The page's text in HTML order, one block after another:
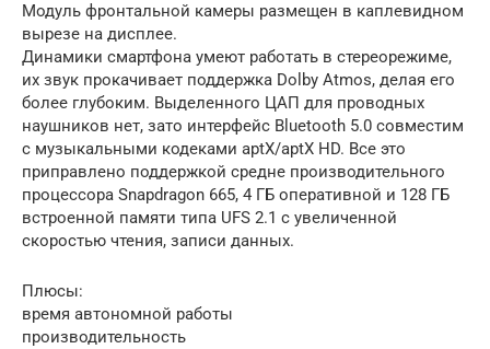
Модуль фронтальной камеры размещен в каплевидном
вырезе на дисплее.
Динамики смартфона умеют работать в стереорежиме,
их звук прокачивает поддержка Dolby Atmos, делая его
более глубоким. Выделенного ЦАП для проводных
наушников нет, зато интерфейс Bluetooth 5.0 совместим
с музыкальными кодеками aptX/aptX HD. Все это
приправлено поддержкой средне производительного
процессора Snapdragon 665, 4 ГБ оперативной и 128 ГБ
встроенной памяти типа UFS 2.1 с увеличенной
скоростью чтения, записи данных.
Плюсы:
время автономной работы
производительность